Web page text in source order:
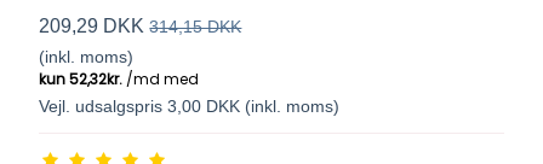
209,29 DKK 314,15 DKK
(inkl. moms)
Vejl. udsalgspris 3,00 DKK (inkl. moms)